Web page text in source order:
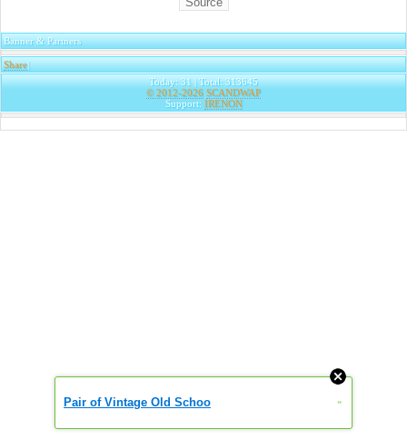
Banner & Partners
Share|
Today: 31 | Total: 313645
© 2012-2026 SCANDWAP
Support: IRENON
Pair of Vintage Old Schoo »